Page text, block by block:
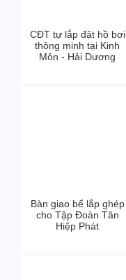
CĐT tự lắp đặt hồ bơi
thông minh tại Kinh
Môn - Hải Dương
Bàn giao bể lắp ghép
cho Tập Đoàn Tân
Hiệp Phát